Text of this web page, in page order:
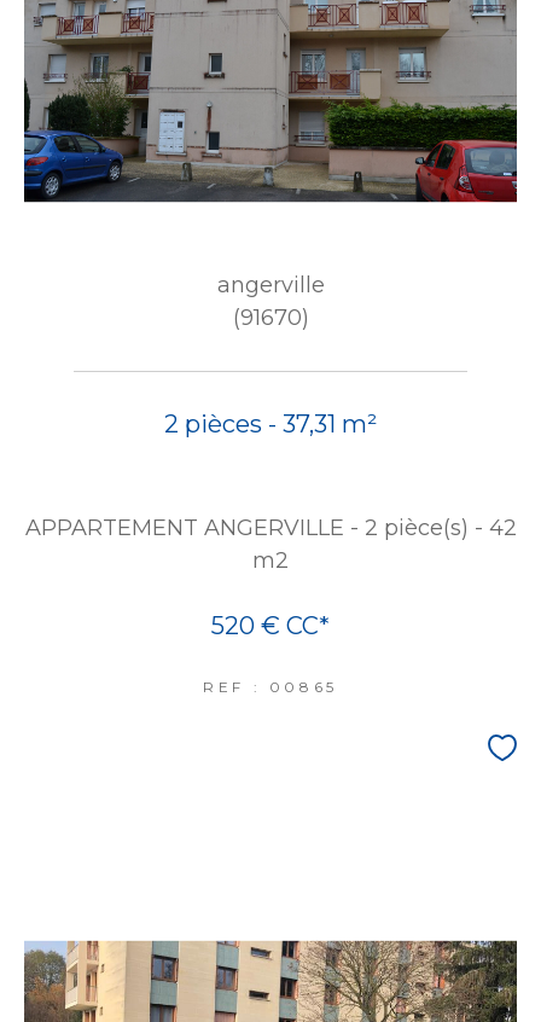
angerville
(91670)
2 pièces - 37,31 m²
APPARTEMENT ANGERVILLE - 2 pièce(s) - 42
m2
520 € CC*
REF : 00865